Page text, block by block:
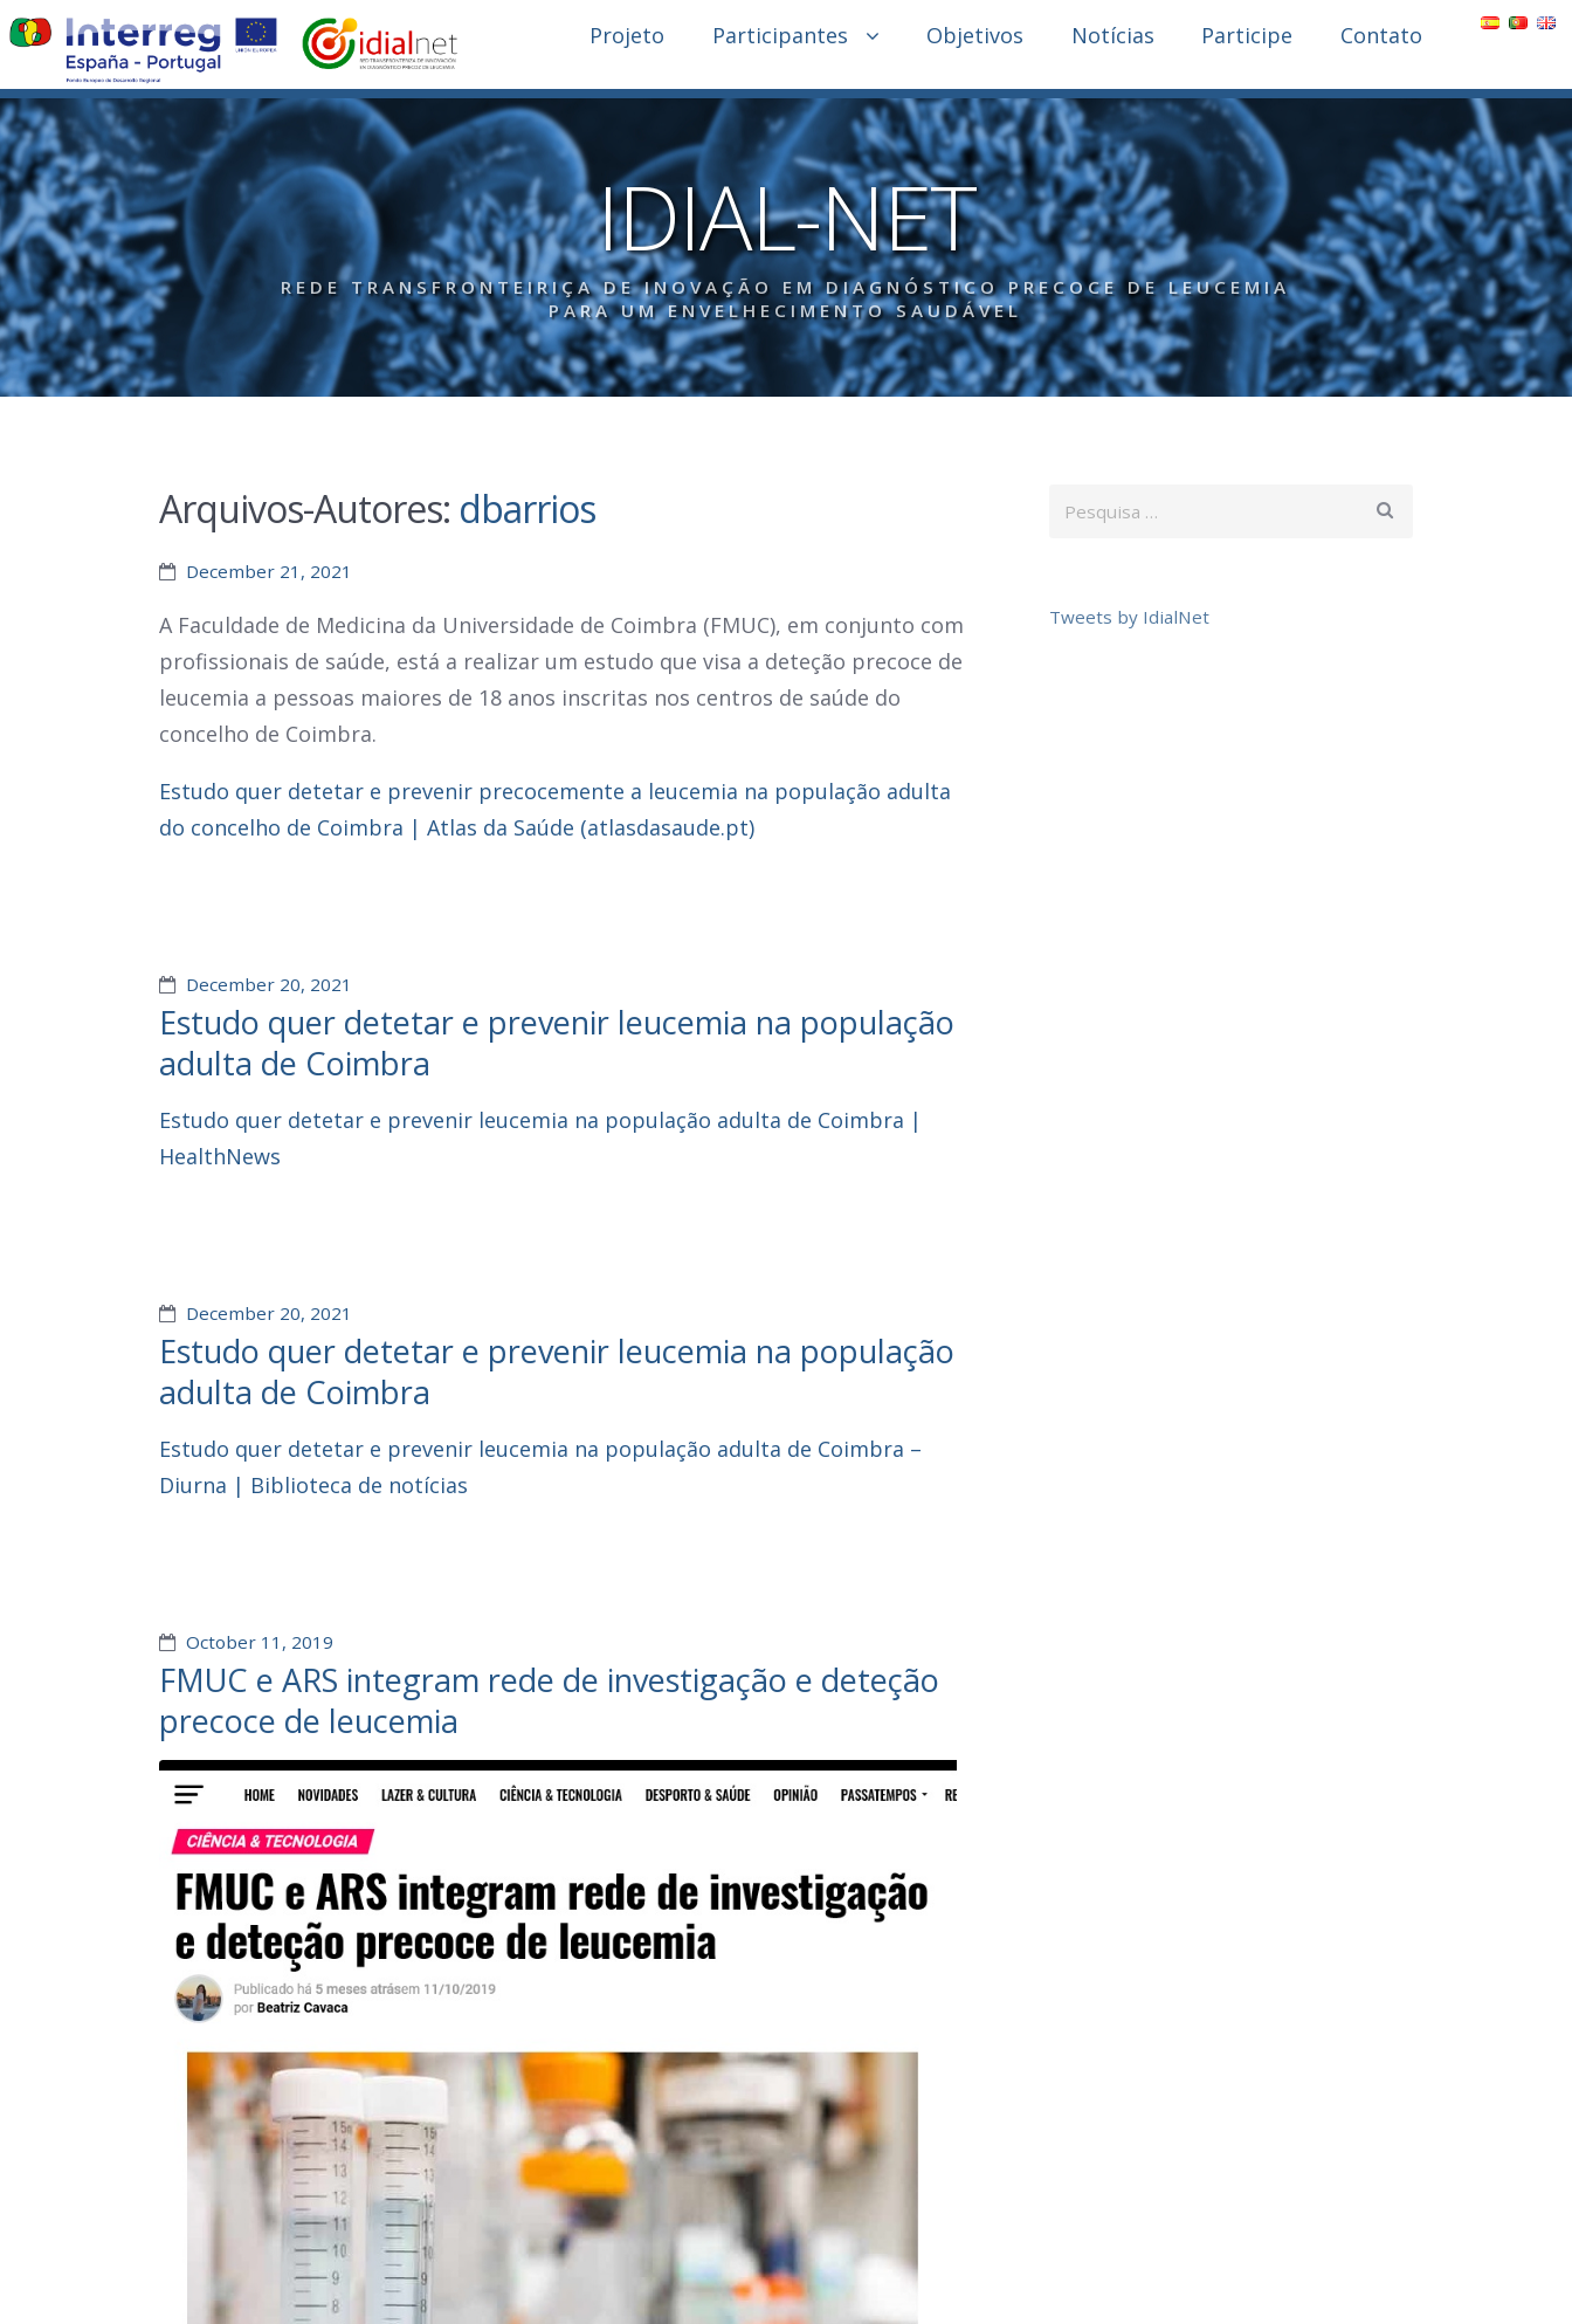
IDIAL-NET
REDE TRANSFRONTEIRIÇA DE INOVAÇÃO EM DIAGNÓSTICO PRECOCE DE LEUCEMIA
PARA UM ENVELHECIMENTO SAUDÁVEL
Projeto Participantes Objetivos Notícias Participe Contato
Arquivos-Autores: dbarrios
December 21, 2021
A Faculdade de Medicina da Universidade de Coimbra (FMUC), em conjunto com
profissionais de saúde, está a realizar um estudo que visa a deteção precoce de
leucemia a pessoas maiores de 18 anos inscritas nos centros de saúde do
concelho de Coimbra.
Estudo quer detetar e prevenir precocemente a leucemia na população adulta
do concelho de Coimbra | Atlas da Saúde (atlasdasaude.pt)
December 20, 2021
Estudo quer detetar e prevenir leucemia na população
adulta de Coimbra
Estudo quer detetar e prevenir leucemia na população adulta de Coimbra |
HealthNews
December 20, 2021
Estudo quer detetar e prevenir leucemia na população
adulta de Coimbra
Estudo quer detetar e prevenir leucemia na população adulta de Coimbra –
Diurna | Biblioteca de notícias
October 11, 2019
FMUC e ARS integram rede de investigação e deteção
precoce de leucemia
Tweets by IdialNet